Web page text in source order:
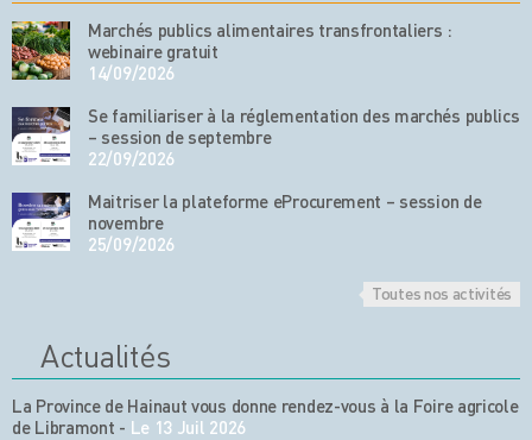
Marchés publics alimentaires transfrontaliers :
webinaire gratuit
14/09/2026
Se familiariser à la réglementation des marchés publics
– session de septembre
22/09/2026
Maitriser la plateforme eProcurement – session de
novembre
25/09/2026
Toutes nos activités
Actualités
La Province de Hainaut vous donne rendez-vous à la Foire agricole
de Libramont - Le 13 Juil 2026